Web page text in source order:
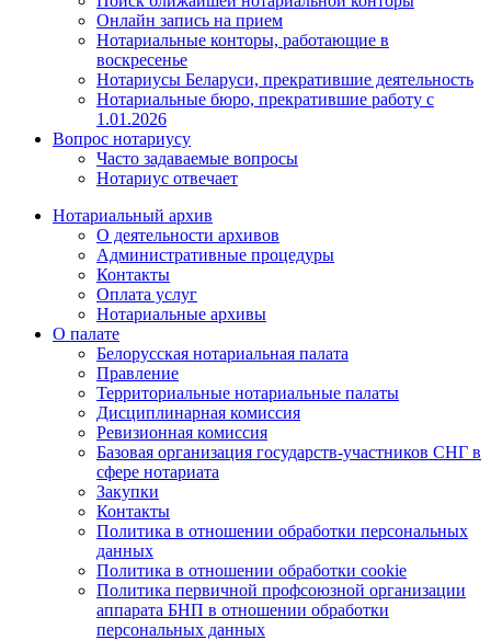
Онлайн запись на прием
Нотариальные конторы, работающие в
воскресенье
Нотариусы Беларуси, прекратившие деятельность
Нотариальные бюро, прекратившие работу с
1.01.2026
Вопрос нотариусу
Часто задаваемые вопросы
Нотариус отвечает
Нотариальный архив
О деятельности архивов
Административные процедуры
Контакты
Оплата услуг
Нотариальные архивы
О палате
Белорусская нотариальная палата
Правление
Территориальные нотариальные палаты
Дисциплинарная комиссия
Ревизионная комиссия
Базовая организация государств-участников СНГ в
сфере нотариата
Закупки
Контакты
Политика в отношении обработки персональных
данных
Политика в отношении обработки cookie
Политика первичной профсоюзной организации
аппарата БНП в отношении обработки
персональных данных